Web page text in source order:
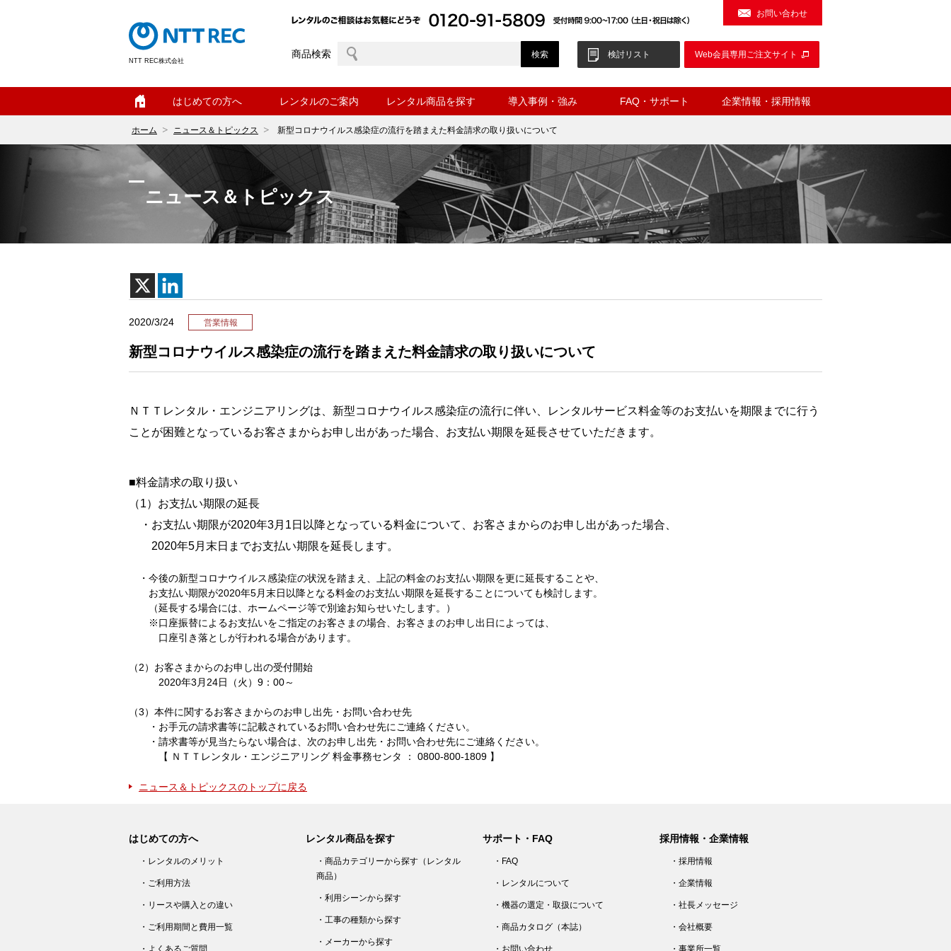
NTT REC株式会社
お問い合わせ
商品検索 検討リスト Web会員専用ご注文サイト
はじめての方へ レンタルのご案内 レンタル商品を探す 導入事例・強み FAQ・サポート 企業情報・採用情報
ホーム ニュース＆トピックス 新型コロナウイルス感染症の流行を踏まえた料金請求の取り扱いについて
ニュース＆トピックス
2020/3/24 営業情報
新型コロナウイルス感染症の流行を踏まえた料金請求の取り扱いについて
ＮＴＴレンタル・エンジニアリングは、新型コロナウイルス感染症の流行に伴い、レンタルサービス料金等のお支払いを期限までに行う
ことが困難となっているお客さまからお申し出があった場合、お支払い期限を延長させていただきます。
■料金請求の取り扱い
（1）お支払い期限の延長
・お支払い期限が2020年3月1日以降となっている料金について、お客さまからのお申し出があった場合、
2020年5月末日までお支払い期限を延長します。
・今後の新型コロナウイルス感染症の状況を踏まえ、上記の料金のお支払い期限を更に延長することや、
お支払い期限が2020年5月末日以降となる料金のお支払い期限を延長することについても検討します。
（延長する場合には、ホームページ等で別途お知らせいたします。）
※口座振替によるお支払いをご指定のお客さまの場合、お客さまのお申し出日によっては、
口座引き落としが行われる場合があります。
（2）お客さまからのお申し出の受付開始
2020年3月24日（火）9：00～
（3）本件に関するお客さまからのお申し出先・お問い合わせ先
・お手元の請求書等に記載されているお問い合わせ先にご連絡ください。
・請求書等が見当たらない場合は、次のお申し出先・お問い合わせ先にご連絡ください。
【 ＮＴＴレンタル・エンジニアリング 料金事務センタ ： 0800-800-1809 】
ニュース＆トピックスのトップに戻る
はじめての方へ
・レンタルのメリット
・ご利用方法
・リースや購入との違い
・ご利用期間と費用一覧
・よくあるご質問
レンタル商品を探す
・商品カテゴリーから探す（レンタル
商品）
・利用シーンから探す
・工事の種類から探す
・メーカーから探す
サポート・FAQ
・FAQ
・レンタルについて
・機器の選定・取扱について
・商品カタログ（本誌）
・お問い合わせ
採用情報・企業情報
・採用情報
・企業情報
・社長メッセージ
・会社概要
・事業所一覧